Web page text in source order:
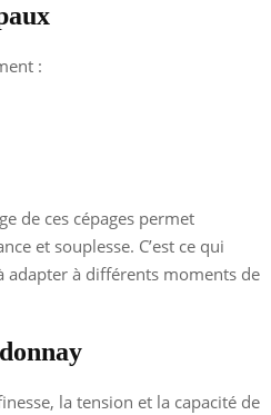
:
de ces cépages permet
et souplesse. C’est ce qui
adapter à différents moments de
la tension et la capacité de